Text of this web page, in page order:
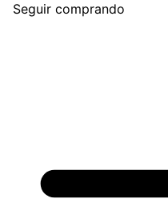
Seguir comprando